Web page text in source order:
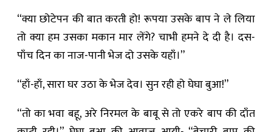
“क्या छोटेपन की बात करती हो! रूपया उसके बाप ने ले लिया
तो क्या हम उसका मकान मार लेंगे? चाभी हमने दे दी है। दस-
पाँच दिन का नाज-पानी भेज दो उसके यहाँ।”
“हाँ-हाँ, सारा घर उठा के भेज देव। सुन रही हो घेघा बुआ!”
“तो का भवा बहू, अरे निरमल के बाबू से तो एकरे बाप की दाँत